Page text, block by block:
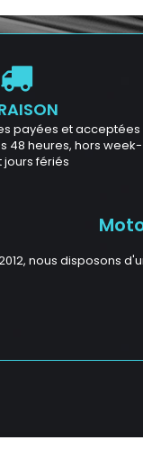
payées et acceptées
48 heures, hors week-
jours fériés
nous disposons